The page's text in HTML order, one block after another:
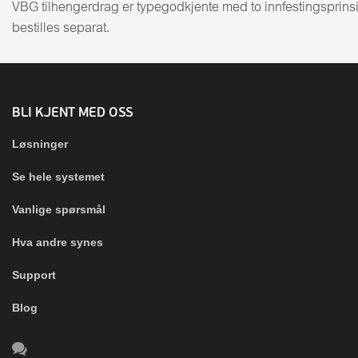
VBG tilhengerdrag er typegodkjente med to
bestilles separat.
BLI KJENT MED OSS
Løsninger
Se hele systemet
Vanlige spørsmål
Hva andre synes
Support
Blog